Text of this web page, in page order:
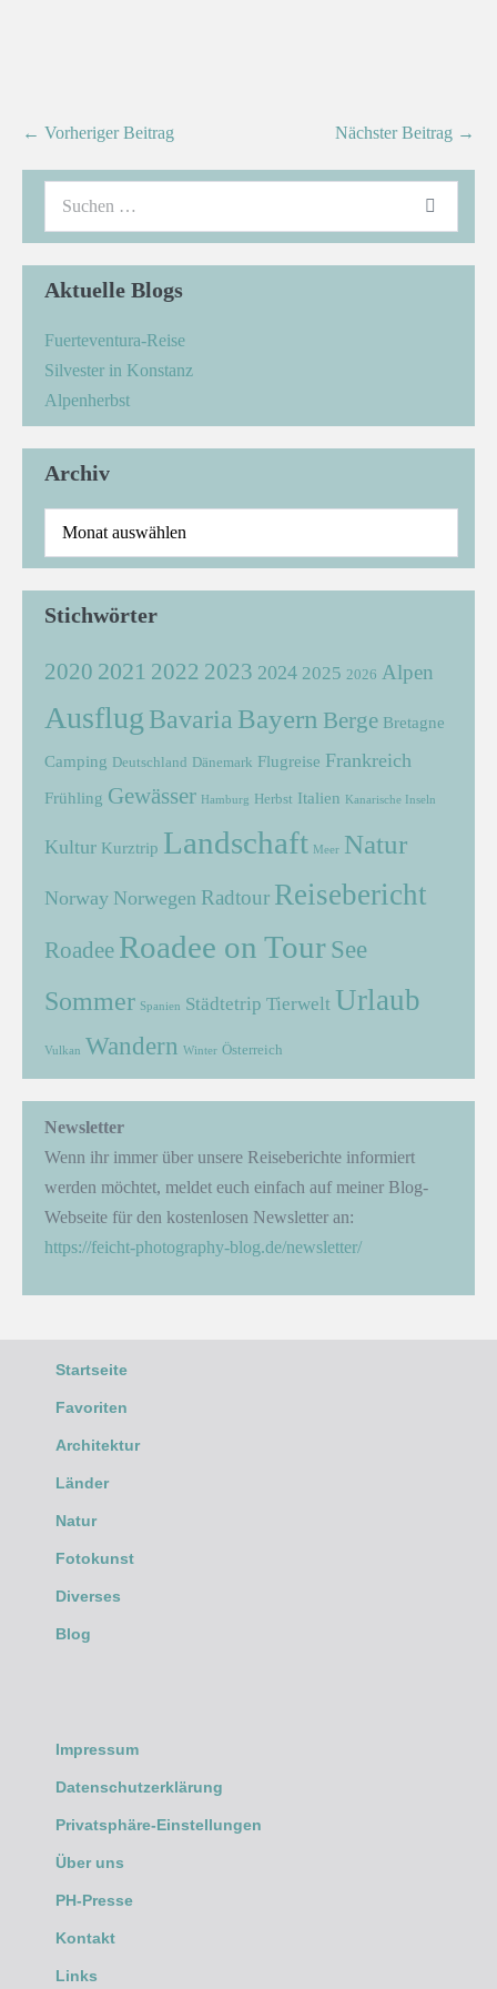
← Vorheriger Beitrag Nächster Beitrag →
Aktuelle Blogs
Fuerteventura-Reise
Silvester in Konstanz
Alpenherbst
Archiv
Stichwörter
2020 2021 2022 2023 2024 2025 2026 Alpen
Ausflug Bavaria Bayern Berge Bretagne
Camping Deutschland Dänemark Flugreise Frankreich
Frühling Gewässer Hamburg Herbst Italien Kanarische Inseln
Kultur Kurztrip Landschaft Meer Natur
Norway Norwegen Radtour Reisebericht
Roadee Roadee on Tour See
Sommer Spanien Städtetrip Tierwelt Urlaub
Vulkan Wandern Winter Österreich
Newsletter
Wenn ihr immer über unsere Reiseberichte informiert
werden möchtet, meldet euch einfach auf meiner Blog-
Webseite für den kostenlosen Newsletter an:
https://feicht-photography-blog.de/newsletter/
Startseite
Favoriten
Architektur
Länder
Natur
Fotokunst
Diverses
Blog
Impressum
Datenschutzerklärung
Privatsphäre-Einstellungen
Über uns
PH-Presse
Kontakt
Links